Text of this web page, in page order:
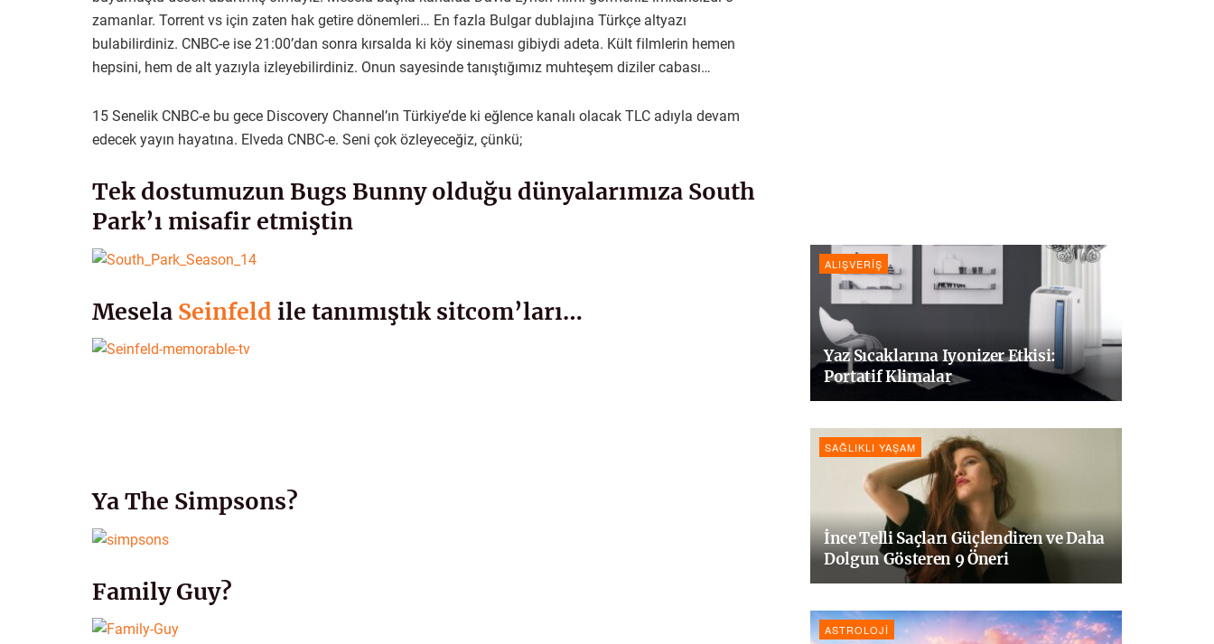
zamanlar. Torrent vs için zaten hak getire dönemleri… En fazla Bulgar dublajına Türkçe altyazı
bulabilirdiniz. CNBC-e ise 21:00’dan sonra kırsalda ki köy sineması gibiydi adeta. Kült filmlerin hemen
hepsini, hem de alt yazıyla izleyebilirdiniz. Onun sayesinde tanıştığımız muhteşem diziler cabası…
15 Senelik CNBC-e bu gece Discovery Channel’ın Türkiye’de ki eğlence kanalı olacak TLC adıyla devam
edecek yayın hayatına. Elveda CNBC-e. Seni çok özleyeceğiz, çünkü;
Tek dostumuzun Bugs Bunny olduğu dünyalarımıza South
Park’ı misafir etmiştin
Mesela Seinfeld ile tanımıştık sitcom’ları…
Ya The Simpsons?
Family Guy?
ALIŞVERIŞ
Yaz Sıcaklarına Iyonizer Etkisi:
Portatif Klimalar
SAĞLIKLI YAŞAM
İnce Telli Saçları Güçlendiren ve Daha
Dolgun Gösteren 9 Öneri
ASTROLOJI